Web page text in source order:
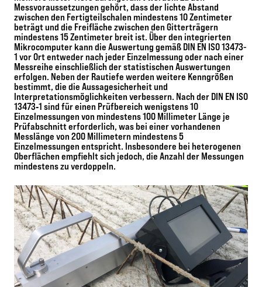
Messvoraussetzungen gehört, dass der lichte Abstand
zwischen den Fertigteilschalen mindestens 10 Zentimeter
beträgt und die Freifläche zwischen den Gitterträgern
mindestens 15 Zentimeter breit ist. Über den integrierten
Mikrocomputer kann die Auswertung gemäß DIN EN ISO 13473-
1 vor Ort entweder nach jeder Einzelmessung oder nach einer
Messreihe einschließlich der statistischen Auswertungen
erfolgen. Neben der Rautiefe werden weitere Kenngrößen
bestimmt, die die Aussagesicherheit und
Interpretationsmöglichkeiten verbessern. Nach der DIN EN ISO
13473‐1 sind für einen Prüfbereich wenigstens 10
Einzelmessungen von mindestens 100 Millimeter Länge je
Prüfabschnitt erforderlich, was bei einer vorhandenen
Messlänge von 200 Millimetern mindestens 5
Einzelmessungen entspricht. Insbesondere bei heterogenen
Oberflächen empfiehlt sich jedoch, die Anzahl der Messungen
mindestens zu verdoppeln.